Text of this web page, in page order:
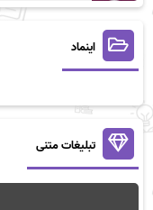
اینماد
تبلیغات متنی